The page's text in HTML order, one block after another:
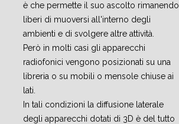
è che permette il suo ascolto rimanendo
liberi di muoversi all'interno degli
ambienti e di svolgere altre attività.
Però in molti casi gli apparecchi
radiofonici vengono posizionati su una
libreria o su mobili o mensole chiuse ai
lati.
In tali condizioni la diffusione laterale
degli apparecchi dotati di 3D è del tutto